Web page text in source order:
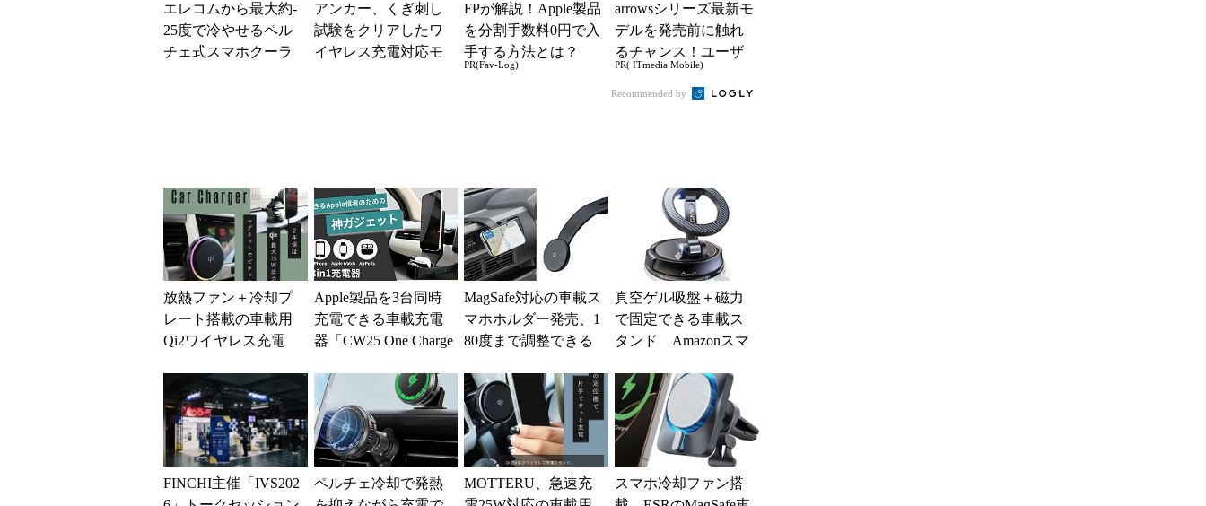
エレコムから最大約-
25度で冷やせるペル
チェ式スマホクーラ
アンカー、くぎ刺し
試験をクリアしたワ
イヤレス充電対応モ
FPが解説！Apple製品
を分割手数料0円で入
手する方法とは？
PR(Fav-Log)
arrowsシリーズ最新モ
デルを発売前に触れ
るチャンス！ユーザ
ー座談会開催
PR( ITmedia Mobile)
Recommended by
放熱ファン＋冷却プ
レート搭載の車載用
Qi2ワイヤレス充電
Apple製品を3台同時
充電できる車載充電
器「CW25 One Charge
MagSafe対応の車載ス
マホホルダー発売、1
80度まで調整できる
付き サンワから
真空ゲル吸盤＋磁力
で固定できる車載ス
タンド Amazonスマ
オフ
FINCHI主催「IVS202
ペルチェ冷却で発熱
MOTTERU、急速充
スマホ冷却ファン搭